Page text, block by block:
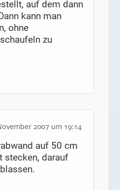
auf dem dann
kann man
ohne
zu
2007 um 19:14
auf 50 cm
stecken, darauf